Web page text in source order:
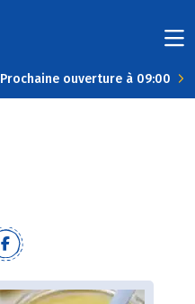
Prochaine ouverture à 09:00